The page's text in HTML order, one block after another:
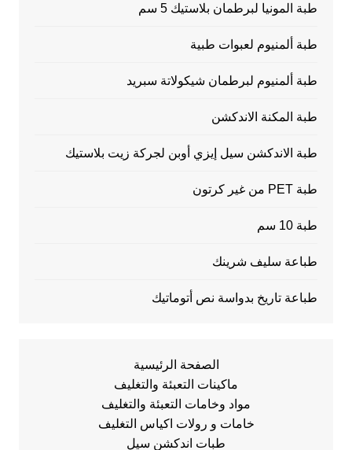
طبة المونيا لبرطمان بلاستيك 5 سم
طبة ألمنيوم لعبوات طبية
طبة ألمنيوم لبرطمان شيكولاتة سبريد
طبة المكنة الاندكشن
طبة الاندكشن سيل إيزي أوبن لجركة زيت بلاستيك
طبة PET من غير كرتون
طبة 10 سم
طباعة سليف شرينك
طباعة تاريخ بدواسة نص أتوماتيك
الصفحة الرئيسية
ماكينات التعبئة والتغليف
مواد وخامات التعبئة والتغليف
خامات و رولات اكياس التغليف
طبات اندكشن سيل